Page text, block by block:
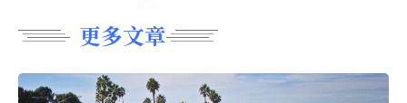
更多文章